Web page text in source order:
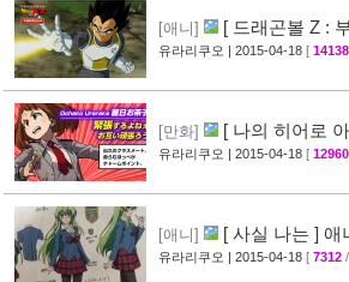
[애니]
[ 드래곤볼 Z :
리 영상 공개 [38]
유라리쿠오 | 2015-04-18 [ 14138
[만화]
[ 나의 히어로
파 & 특설페이지 오픈
유라리쿠오 | 2015-04-18 [ 12960
[애니]
[ 사실 나는 ] 애
진 명단 공개 [32]
유라리쿠오 | 2015-04-18 [ 7312